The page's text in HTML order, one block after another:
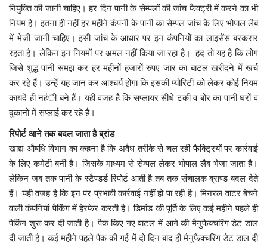
नियुक्ति की जानी चाहिए। हर दिन पानी के सेम्पलों की जांच फैक्ट्री में करने का भी
नियम है। इतना ही नहीं हर महीने कंपनी के पानी का सेम्पल जांच के लिए भोपाल लैब
में भेजी जानी चाहिए। इसी जांच के आधार पर इन कंपनियों का लाइसेंस बरकरार
रहता है। लेकिन इन नियमों पर अमल नहीं किया जा रहा है। हद तो यह है कि लोग
जिसे शुद्ध पानी समझ कर हर महीनों हजारों रुपए जार का बाटल खरीदने में खर्च
कर रहे हैं। उन्हें यह जान कर आश्चर्य होगा कि इसकी प्योरिटी को लेकर कोई नियम
कायदे ही नहंी बने हैं। यही वजह है कि सप्लायर सीधे टंकी व बोर का पानी घरों व
दुकानों में सप्लाई कर रहे हैं।
रिपोर्ट आने तक बदल जाता है ब्रांड
खाद्य औषधि विभाग का कहना है कि अवैध तरीके से चल रही फैक्ट्रियों पर कार्रवाई
के लिए कमेटी बनी है। जिसके माध्यम से सेम्पल लेकर भोपाल लैब भेजा जाता है।
लेकिन जब तक पानी के स्टैण्डर्ड रिपोर्ट आती है तब तक संचालक ब्राण्ड बदल देते
हैं। यही वजह है कि इन पर प्रभावी कार्रवाई नहीं हो पा रही है। मिनरल वाटर बेचने
वाली कंपनियां पैकिंग में हेरफेर करती है। डिमांड की पूर्ति के लिए कई महीने पहले ही
पैकिंग शुरू कर दी जाती है। पैक किए गए वाटल में आगे की मैनुफैक्चरिंग डेट डाल
दी जाती है। कई महीने पहले पैक की गई में दो दिन बाद ही मैनुफैक्चरिंग डेट डाल दी